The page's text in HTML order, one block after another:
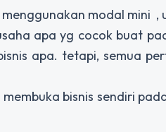
modal mini
apa yg cocok buat
apa. tetapi, semua
bisnis sendiri